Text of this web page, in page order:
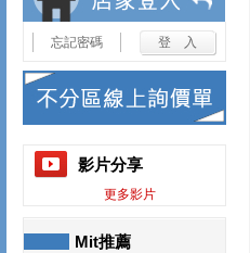
忘記密碼
影片分享
更多影片
Mit推薦